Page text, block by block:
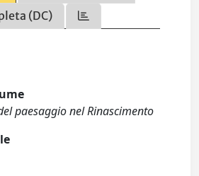
(DC)
paesaggio nel Rinascimento